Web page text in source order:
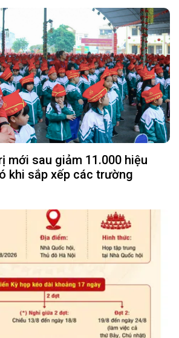
mới sau giảm 11.000 hiệu
khi sắp xếp các trường